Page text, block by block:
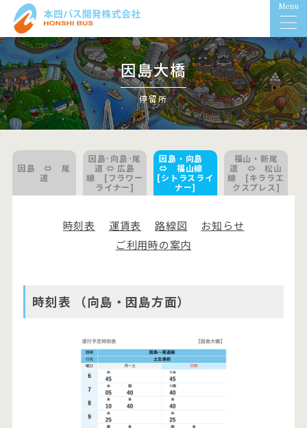
Menu
因島大橋
停留所
因島 ⇔ 尾
道
因島・向島
⇔ 福山線
[シトラスライ
ナー]
因島･向島･尾
道 ⇔ 広島
線 [フラワー
ライナー]
福山・新尾
道 ⇔ 松山
線 [キララエ
クスプレス]
時刻表 運賃表 路線図
お知らせ
ご利用時の案内
時刻表 （向島・因島方面）